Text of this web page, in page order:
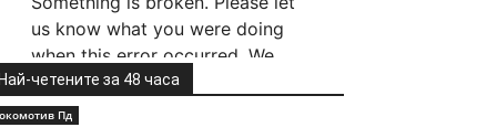
четените за 48 часа
Пд